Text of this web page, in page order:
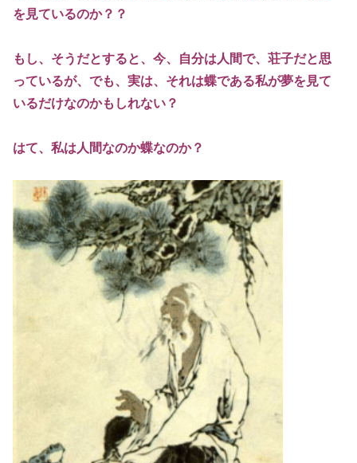
を見ているのか？？
もし、そうだとすると、今、自分は人間で、荘子だと思
っているが、でも、実は、それは蝶である私が夢を見て
いるだけなのかもしれない？
はて、私は人間なのか蝶なのか？